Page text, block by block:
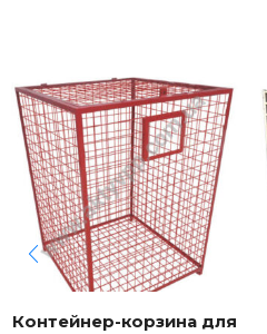
Контейнер-корзина для